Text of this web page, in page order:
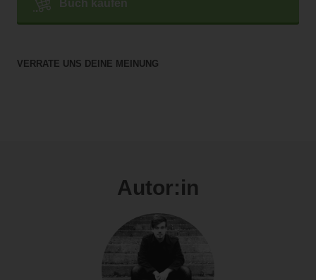
Buch kaufen
VERRATE UNS DEINE MEINUNG
Autor:in